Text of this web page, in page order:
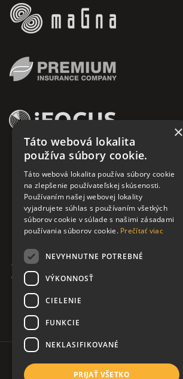
×
Táto webová lokalita
používa súbory cookie.
Táto webová lokalita používa súbory cookie
na zlepšenie používateľskej skúsenosti.
Používaním našej webovej lokality
vyjadrujete súhlas s používaním všetkých
súborov cookie v súlade s našimi zásadami
používania súborov cookie. Prečítať viac
NEVYHNUTNE POTREBNÉ
VÝKONNOSŤ
CIELENIE
FUNKCIE
NEKLASIFIKOVANÉ
PRIJAŤ VŠETKO